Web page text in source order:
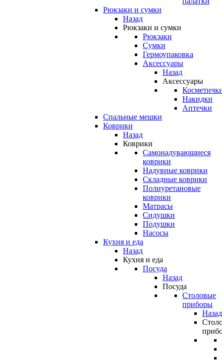
Рюкзаки и сумки
Назад
Рюкзаки и сумки
Рюкзаки
Сумки
Гермоупаковка
Аксессуары
Назад
Аксессуары
Накидки
Аптечки
Спальные мешки
Коврики
Назад
Коврики
Самонадувающиеся
коврики
Надувные коврики
Складные коврики
Полиуретановые
коврики
Матрасы
Сидушки
Подушки
Насосы
Кухня и еда
Назад
Кухня и еда
Посуда
Назад
Посуда
Столовые
приборы
Назад